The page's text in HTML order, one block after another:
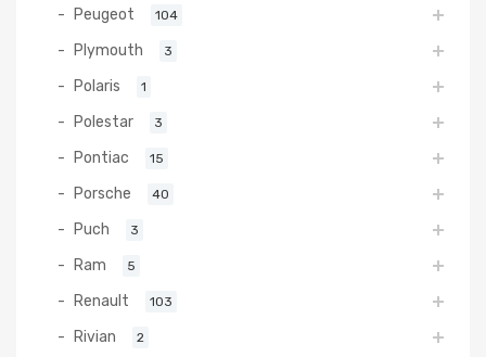
Peugeot 104
Plymouth 3
Polaris 1
Polestar 3
Pontiac 15
Porsche 40
Puch 3
Ram 5
Renault 103
Rivian 2